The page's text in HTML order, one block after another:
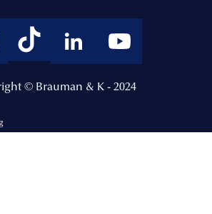
© Brauman & K - 2024